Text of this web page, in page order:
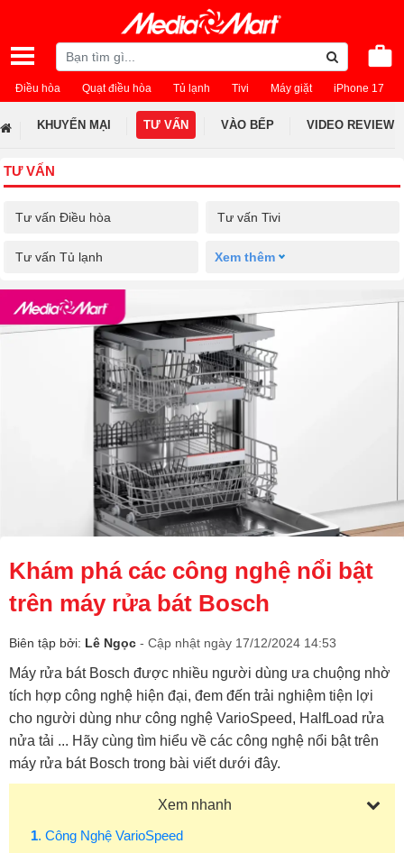
Điều hòa Quạt điều hòa Tủ lạnh Tivi Máy giặt iPhone 17
KHUYẾN MẠI TƯ VẤN VÀO BẾP VIDEO REVIEW
TƯ VẤN
Tư vấn Điều hòa Tư vấn Tivi
Tư vấn Tủ lạnh Xem thêm
Khám phá các công nghệ nổi bật
trên máy rửa bát Bosch
Biên tập bởi: Lê Ngọc - Cập nhật ngày 17/12/2024 14:53
Máy rửa bát Bosch được nhiều người dùng ưa chuộng nhờ
tích hợp công nghệ hiện đại, đem đến trải nghiệm tiện lợi
cho người dùng như công nghệ VarioSpeed, HalfLoad rửa
nửa tải ... Hãy cùng tìm hiểu về các công nghệ nổi bật trên
máy rửa bát Bosch trong bài viết dưới đây.
Xem nhanh
1. Công Nghệ VarioSpeed